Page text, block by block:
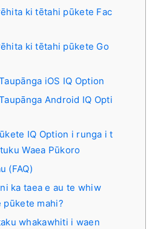
ki tētahi pūkete Fac
ki tētahi pūkete Go
iOS IQ Option
Android IQ Opti
IQ Option i runga i t
Waea Pūkoro
(FAQ)
ka taea e au te whiw
pūkete mahi?
whakawhiti i waen